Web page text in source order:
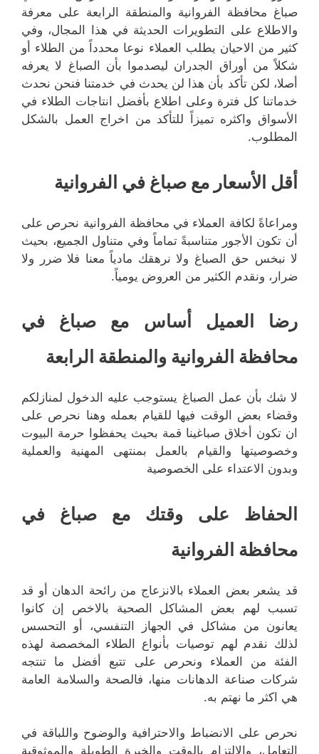
صباغ محافظة الفروانية والمنطقة الرابعة على معرفة
والاطلاع على التطويرات الحديثة في هذا المجال، وفي
كثير من الاحيان يطلب العملاء نوعا محدداً من الطلاء أو
شكلاً من أوراق الجدران ليصدموا بأن الصباغ لا يعرفه
أصلا، لكن تأكد بأن هذا لن يحدث في خدمتنا فنحن نحدث
خدماتنا كل فترة وعلى اطلاع بأفضل انتاجات الطلاء في
الأسواق واكثره تميزاً للتأكد من اخراج العمل بالشكل
المطلوب.
أقل الأسعار مع صباغ في الفروانية
ومراعاةً لكافة العملاء في محافظة الفروانية نحرص على
أن تكون الأجور متناسبةً تماماً وفي متناول الجميع، بحيث
لا نبخس حق الصباغ ولا نرهقك مادياً معنا فلا ضرر ولا
ضرار، ونقدم الكثير من العروض يومياً.
رضا العميل أساس مع صباغ في
محافظة الفروانية والمنطقة الرابعة
لا شك بأن عمل الصباغ يستوجب عليه الدخول لمنازلكم
وقضاء بعض الوقت فيها للقيام بعمله وهنا نحرص على
ان تكون أخلاق صباغينا قمة بحيث يحفظوا حرمة البيوت
وخصوصيتها والقيام بالعمل بمنتهى المهنية والعملية
وبدون الاعتداء على الخصوصية
الحفاظ على وقتك مع صباغ في
محافظة الفروانية
قد يشعر بعض العملاء بالانزعاج من رائحة الدهان أو قد
تسبب لهم بعض المشاكل الصحية بالاخص إن كانوا
يعانون من مشاكل في الجهاز التنفسي، أو التحسس
لذلك نقدم لهم توصيات بأنواع الطلاء المخصصة لهذه
الفئة من العملاء ونحرص على تتبع أفضل ما تنتجه
شركات صناعة الدهانات منها، فالصحة والسلامة العامة
هي اكثر ما نهتم به.
نحرص على الانضباط والاحترافية والوضوح واللباقة في
التعامل، والالتزام بالوقت والخبرة الطويلة والموثوقية